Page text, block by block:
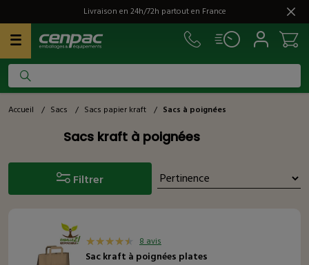
Livraison en 24h/72h partout en France
Accueil / Sacs / Sacs papier kraft / Sacs à poignées
Sacs kraft à poignées
Filtrer
8 avis
Sac kraft à poignées plates